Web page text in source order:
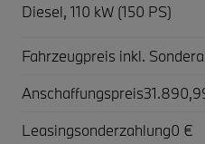
Diesel, 110 kW (150 PS)
Fahrzeugpreis inkl.
Anschaffungspreis
Leasingsonderzahlung0 €